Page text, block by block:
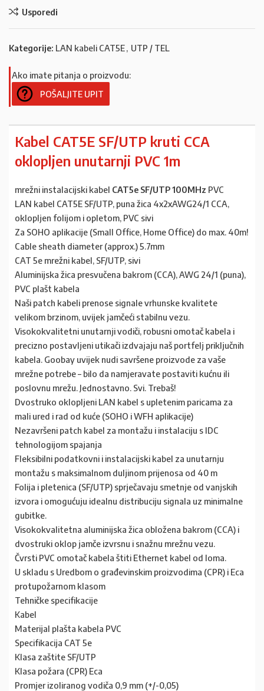
Usporedi
Kategorije: LAN kabeli CAT5E, UTP / TEL
Ako imate pitanja o proizvodu:
POŠALJITE UPIT
Kabel CAT5E SF/UTP kruti CCA
oklopljen unutarnji PVC 1m
mrežni instalacijski kabel CAT5e SF/UTP 100MHz PVC
LAN kabel CAT5E SF/UTP, puna žica 4x2xAWG24/1 CCA,
oklopljen folijom i opletom, PVC sivi
Za SOHO aplikacije (Small Office, Home Office) do max. 40m!
Cable sheath diameter (approx.) 5.7mm
CAT 5e mrežni kabel, SF/UTP, sivi
Aluminijska žica presvučena bakrom (CCA), AWG 24/1 (puna),
PVC plašt kabela
Naši patch kabeli prenose signale vrhunske kvalitete
velikom brzinom, uvijek jamčeći stabilnu vezu.
Visokokvalitetni unutarnji vodiči, robusni omotač kabela i
precizno postavljeni utikači izdvajaju naš portfelj priključnih
kabela. Goobay uvijek nudi savršene proizvode za vaše
mrežne potrebe – bilo da namjeravate postaviti kućnu ili
poslovnu mrežu. Jednostavno. Svi. Trebaš!
Dvostruko oklopljeni LAN kabel s upletenim paricama za
mali ured i rad od kuće (SOHO i WFH aplikacije)
Nezavršeni patch kabel za montažu i instalaciju s IDC
tehnologijom spajanja
Fleksibilni podatkovni i instalacijski kabel za unutarnju
montažu s maksimalnom duljinom prijenosa od 40 m
Folija i pletenica (SF/UTP) sprječavaju smetnje od vanjskih
izvora i omogućuju idealnu distribuciju signala uz minimalne
gubitke.
Visokokvalitetna aluminijska žica obložena bakrom (CCA) i
dvostruki oklop jamče izvrsnu i snažnu mrežnu vezu.
Čvrsti PVC omotač kabela štiti Ethernet kabel od loma.
U skladu s Uredbom o građevinskim proizvodima (CPR) i Eca
protupožarnom klasom
Tehničke specifikacije
Kabel
Materijal plašta kabela PVC
Specifikacija CAT 5e
Klasa zaštite SF/UTP
Klasa požara (CPR) Eca
Promjer izoliranog vodiča 0,9 mm (+/-0,05)